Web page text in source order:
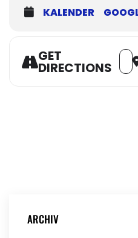
KALENDER
GET
DIRECTIONS
ARCHIV